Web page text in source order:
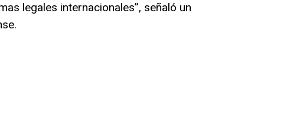
legales internacionales”, señaló un